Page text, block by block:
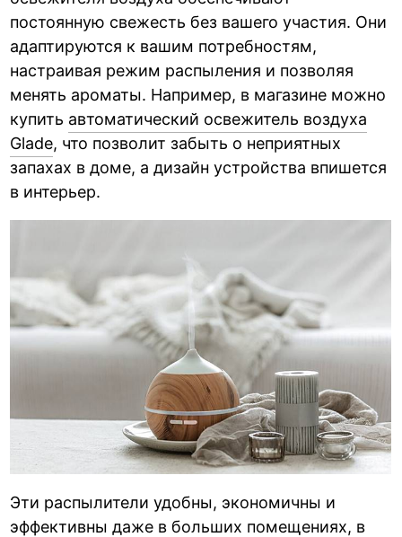
постоянную свежесть без вашего участия. Они
адаптируются к вашим потребностям,
настраивая режим распыления и позволяя
менять ароматы. Например, в магазине можно
купить автоматический освежитель воздуха
Glade, что позволит забыть о неприятных
запахах в доме, а дизайн устройства впишется
в интерьер.
Эти распылители удобны, экономичны и
эффективны даже в больших помещениях, в